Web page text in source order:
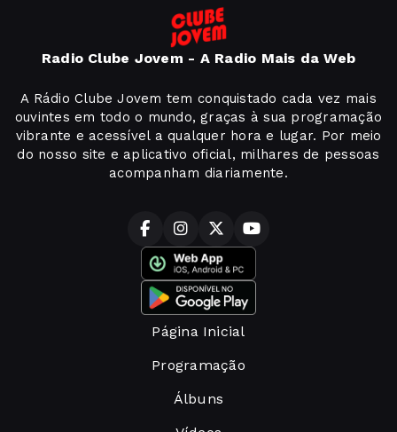
Radio Clube Jovem - A Radio Mais da Web
A Rádio Clube Jovem tem conquistado cada vez mais
ouvintes em todo o mundo, graças à sua programação
vibrante e acessível a qualquer hora e lugar. Por meio
do nosso site e aplicativo oficial, milhares de pessoas
acompanham diariamente.
Página Inicial
Programação
Álbuns